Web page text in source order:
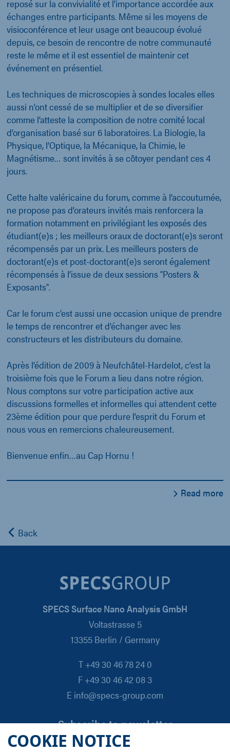
COOKIE NOTICE
reposé sur la convivialité et l’importance accordée aux
échanges entre participants. Même si les moyens de
visioconférence et leur usage ont beaucoup évolué
depuis, ce besoin de rencontre de notre communauté
reste le même et il est essentiel de maintenir cet
événement en présentiel.
Les techniques de microscopies à sondes locales elles
aussi n’ont cessé de se multiplier et de se diversifier
comme l’atteste la composition de notre comité local
d’organisation basé sur 6 laboratoires. La Biologie, la
Physique, l’Optique, la Mécanique, la Chimie, le
Magnétisme… sont invités à se côtoyer pendant ces 4
jours.
Cette halte valéricaine du forum, comme à l’accoutumée,
ne propose pas d’orateurs invités mais renforcera la
formation notamment en privilégiant les exposés des
étudiant(e)s ; les meilleurs oraux de doctorant(e)s seront
récompensés par un prix. Les meilleurs posters de
doctorant(e)s et post-doctorant(e)s seront également
récompensés à l’issue de deux sessions "Posters &
Exposants".
Car le forum c’est aussi une occasion unique de prendre
le temps de rencontrer et d’échanger avec les
constructeurs et les distributeurs du domaine.
Après l’édition de 2009 à Neufchâtel-Hardelot, c’est la
troisième fois que le Forum a lieu dans notre région.
Nous comptons sur votre participation active aux
discussions formelles et informelles qui attendent cette
23ème édition pour que perdure l’esprit du Forum et
nous vous en remercions chaleureusement.
Bienvenue enfin…au Cap Hornu !
Read more
Back
SPECS Surface Nano Analysis GmbH
Voltastrasse 5
13355 Berlin / Germany
T +49 30 46 78 24 0
F +49 30 46 42 08 3
E info@specs-group.com
Subscribe to newsletter
Email